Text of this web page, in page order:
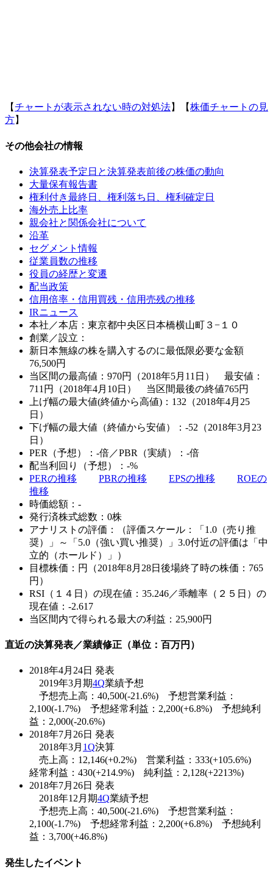
【チャートが表示されない時の対処法】【株価チャートの見
方】
その他会社の情報
決算発表予定日と決算発表前後の株価の動向
大量保有報告書
権利付き最終日、権利落ち日、権利確定日
海外売上比率
親会社と関係会社について
沿革
セグメント情報
従業員数の推移
役員の経歴と変遷
配当政策
信用倍率・信用買残・信用売残の推移
IRニュース
本社／本店：東京都中央区日本橋横山町３−１０
創業／設立：
新日本無線の株を購入するのに最低限必要な金額
76,500円
当区間の最高値：970円（2018年5月11日） 最安値：
711円（2018年4月10日） 当区間最後の終値765円
上げ幅の最大値(終値から高値)：132（2018年4月25
日）
下げ幅の最大値（終値から安値）：-52（2018年3月23
日）
PER（予想）：-倍／PBR（実績）：-倍
配当利回り（予想）：-%
PERの推移
PBRの推移 EPSの推移
ROEの
推移
時価総額：-
発行済株式総数：0株
アナリストの評価：（評価スケール：「1.0（売り推
奨）」～「5.0（強い買い推奨）」3.0付近の評価は「中
立的（ホールド）」）
目標株価：円（2018年8月28日後場終了時の株価：765
円）
RSI（１４日）の現在値：35.246／乖離率（２５日）の
現在値：-2.617
当区間内で得られる最大の利益：25,900円
直近の決算発表／業績修正（単位：百万円）
2018年4月24日 発表
2019年3月期4Q業績予想
予想売上高：40,500(-21.6%) 予想営業利益：
2,100(-1.7%) 予想経常利益：2,200(+6.8%) 予想純利
益：2,000(-20.6%)
2018年7月26日 発表
2018年3月 1Q決算
売上高：12,146(+0.2%) 営業利益：333(+105.6%)
経常利益：430(+214.9%) 純利益：2,128(+2213%)
2018年7月26日 発表
2018年12月期4Q業績予想
予想売上高：40,500(-21.6%) 予想営業利益：
2,100(-1.7%) 予想経常利益：2,200(+6.8%) 予想純利
益：3,700(+46.8%)
発生したイベント